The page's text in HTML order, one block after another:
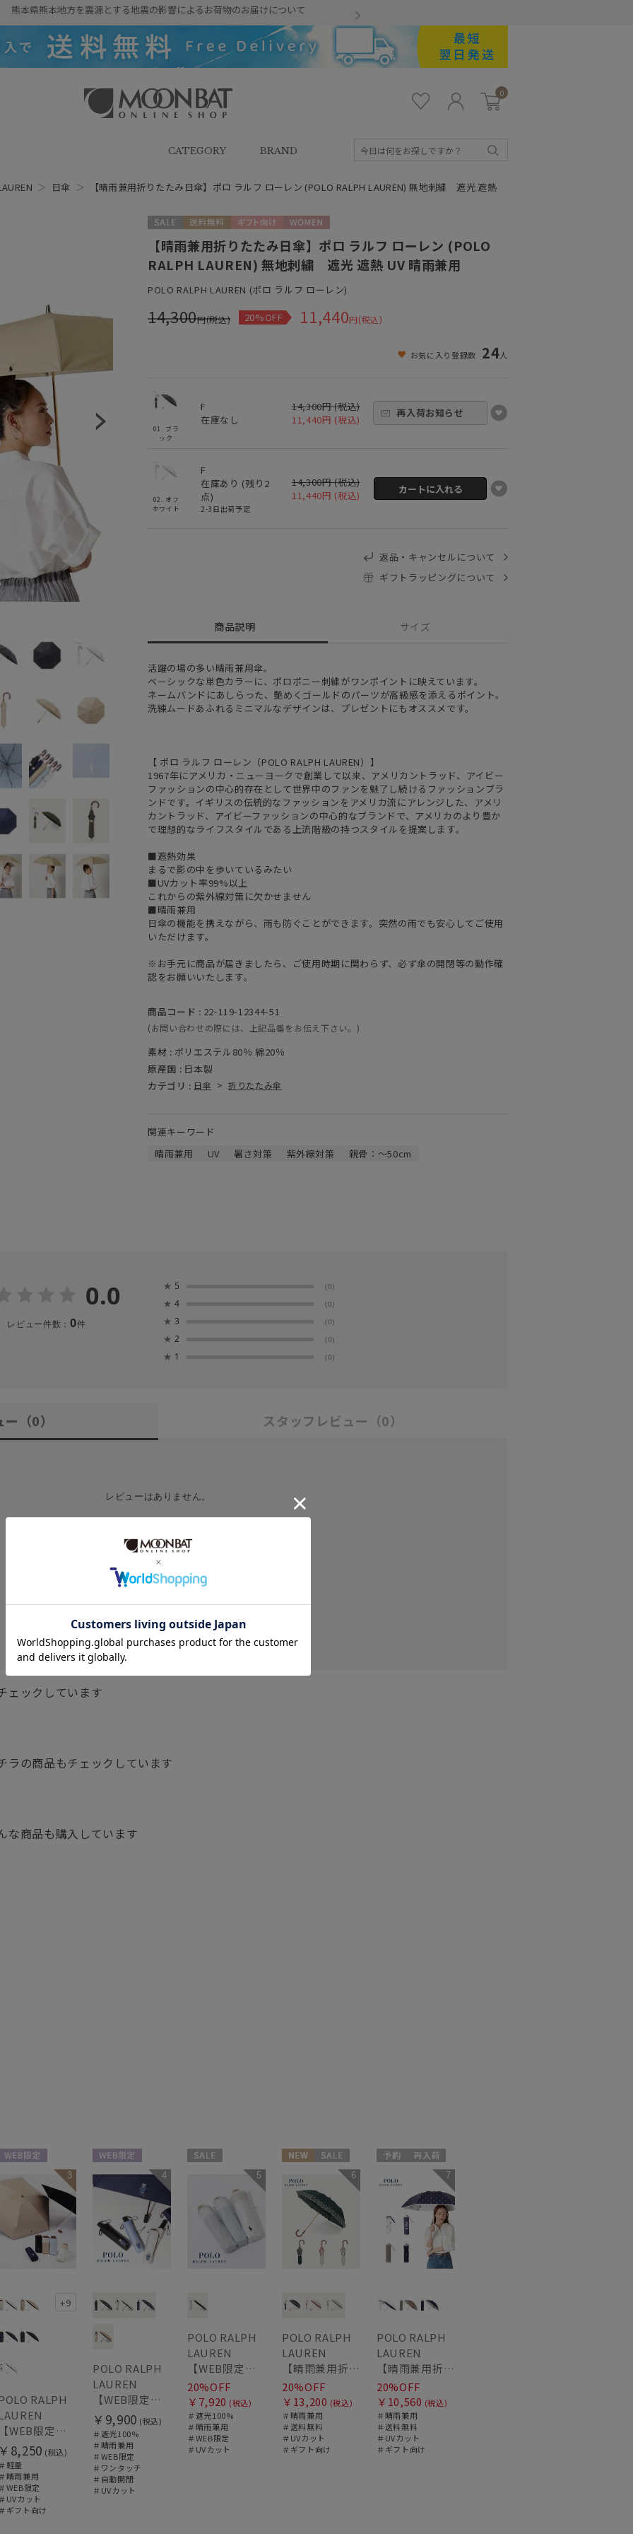
熊本県熊本地方を震源とする地震の影響によるお荷物のお届けについて
SHOP（ムーンバットオンラインシ
イ
ン
0
CATEGORY BRAND
＞ 日傘 ＞
【晴雨兼用折りたたみ日傘】ポロ ラルフ ローレン (POLO RALPH LAUREN) 無地刺繍 遮光 遮熱
【晴雨兼用折りたたみ日傘】ポロ ラルフ ローレン (POLO
RALPH LAUREN) 無地刺繍 遮光 遮熱 UV 晴雨兼用
POLO RALPH LAUREN (ポロ ラルフ ローレン)
14,300円(税込) 20%OFF 11,440円(税込)
お気に入り登録数 24人
01. ブラ
ック
F
在庫なし
14,300円 (税込)
11,440円 (税込)
再入荷お知らせ
02. オフ
ホワイト
F
在庫あり (残り 2
点)
2-3日出荷予定
14,300円 (税込)
11,440円 (税込)
返品・キャンセルについて
ギフトラッピングについて
商品説明 サイズ
活躍の場の多い晴雨兼用傘。
ベーシックな単色カラーに、ポロポニー刺繍がワンポイントに映えています。
ネームバンドにあしらった、艶めくゴールドのパーツが高級感を添えるポイント。
洗練ムードあふれるミニマルなデザインは、プレゼントにもオススメです。
【 ポロ ラルフ ローレン（POLO RALPH LAUREN）】
1967年にアメリカ・ニューヨークで創業して以来、アメリカントラッド、アイビー
ファッションの中心的存在として世界中のファンを魅了し続けるファッションブラ
ンドです。イギリスの伝統的なファッションをアメリカ流にアレンジした、アメリ
カントラッド、アイビーファッションの中心的なブランドで、アメリカのより豊か
で理想的なライフスタイルである上流階級の持つスタイルを提案します。
■遮熱効果
まるで影の中を歩いているみたい
■UVカット率99%以上
これからの紫外線対策に欠かせません
■晴雨兼用
日傘の機能を携えながら、雨も防ぐことができます。突然の雨でも安心してご使用
いただけます。
※お手元に商品が届きましたら、ご使用時期に関わらず、必ず傘の開閉等の動作確
認をお願いいたします。
商品コード : 22-119-12344-51
(お問い合わせの際には、上記品番をお伝え下さい。)
素材 : ポリエステル80％ 綿20％
原産国 : 日本製
カテゴリ : 日傘 > 折りたたみ傘
関連キーワード
晴雨兼用
UV 暑さ対策 紫外線対策 親骨：～50cm
0.0
レビュー件数： 0件
★ 5 (0)
★ 4 (0)
★ 3 (0)
★ 2 (0)
★ 1 (0)
ー （0） スタッフレビュー （0）
レビューはありません。
レビューを書く
ェックしています
ラの商品もチェックしています
な商品も購入しています
フト向け
UNISEX
3
+9
POLO RALPH
LAUREN
【WEB限定】晴雨兼用折りたたみ日傘 ポロ ラルフ ローレン ポロポニー刺繍 POLO BEAR 雨の日OK 遮光100% 遮熱 簡単開閉 UV100% 晴雨兼用
￥8,250 (税込)
＃軽量
＃晴雨兼用
＃WEB限定
＃UVカット
＃ギフト向け
UNISEX
4
POLO RALPH
LAUREN
【WEB限定】晴雨兼用自動開閉日傘 ポロ ラルフ ローレン（POLO RALPH LAUREN）ベア 遮光100 UV100 ワンタッチ開閉
￥9,900 (税込)
＃遮光100%
＃晴雨兼用
＃WEB限定
＃ワンタッチ
＃自動開閉
＃UVカット
WOMEN
5
POLO RALPH
LAUREN
【WEB限定】晴雨兼用折りたたみ日傘 ポロ ラルフ ローレン（POLO RALPH LAUREN）シャンブレーレース 遮光100 UV100
20%OFF
￥7,920 (税込)
＃遮光100%
＃晴雨兼用
＃WEB限定
＃UVカット
セール
送料無料
ギフト向け
WOMEN
6
POLO RALPH
LAUREN
【晴雨兼用折りたたみ日傘】ポロ ラルフ ローレン (POLO RALPH LAUREN) フローラル刺繍 遮光 遮熱 UV
20%OFF
￥13,200 (税込)
＃晴雨兼用
＃送料無料
＃UVカット
＃ギフト向け
再入荷
セール
送料無料
ギフト向け
WOMEN
7
POLO RALPH
LAUREN
【晴雨兼用折りたたみ日傘】ポロ ラルフ ローレン (POLO RALPH LAUREN) カラーベア 遮光 遮熱 UV 晴雨兼用
20%OFF
￥10,560 (税込)
＃晴雨兼用
＃送料無料
＃UVカット
＃ギフト向け